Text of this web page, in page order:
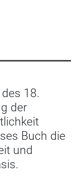
18.
der
Buch die
und